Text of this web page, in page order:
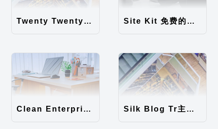
Twenty Twenty-Five 免费的WordPress内容主题 Site Kit 免费的WordPress数据统计插件
Clean Enterprise主题汉化包 Silk Blog Tr主题汉化包